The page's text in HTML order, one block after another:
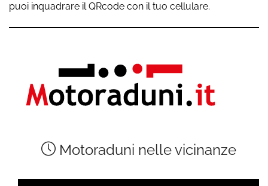
puoi inquadrare il QRcode con il tuo cellulare.
Motoraduni nelle vicinanze